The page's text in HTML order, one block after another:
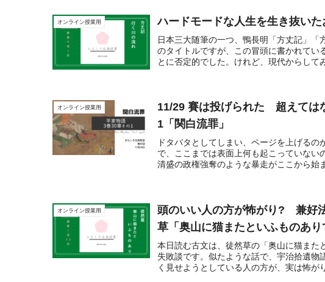
オンライン授業用 ハードモードな人生を生き抜い
日本三大随筆の一つ、鴨長明「方丈記」
のタイトルですが、この冒頭に書かれてい
とに否定的でした。けれど、現代からして
オンライン授業用
11/29 賽は投げられた 超えて
1「関白流罪」
ドタバタとしてしまい、ページを上げる
で、ここまでは表面上何も起こっていな
清盛の政権強奪のような暴走がここから始
オンライン授業用
頭のいい人の方が怖がり? 兼好
草「奥山に猫またといふものあり
本日読む古文は、徒然草の「奥山に猫ま
失敗談です。似たような話で、宇治拾遺物
く見せようとしている人の方が、実は怖が